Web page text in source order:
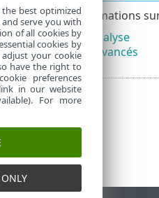
Pour plus d'informations
• Journaux d'analyse
• Paramètres avancés
best optimized
serve you with
of all cookies by
cookies by
your cookie
have the right to
preferences
in our website
For more